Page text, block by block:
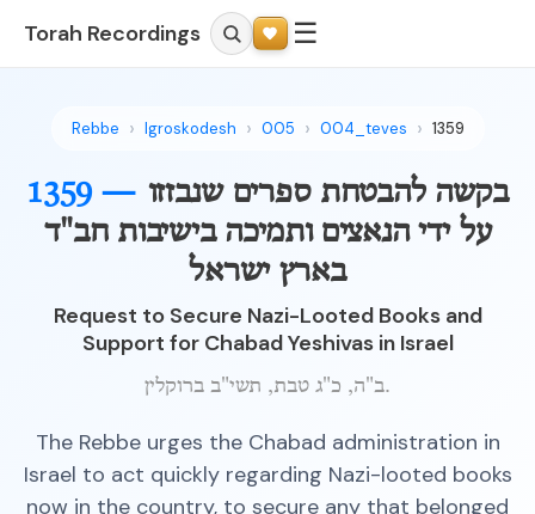
Torah Recordings ☰
Rebbe Igroskodesh 005 004_teves 1359
1359 — בקשה להבטחת ספרים שנבזזו
על ידי הנאצים ותמיכה בישיבות חב"ד
בארץ ישראל
Request to Secure Nazi-Looted Books and
Support for Chabad Yeshivas in Israel
ב"ה, כ"ג טבת, תשי"ב ברוקלין.
The Rebbe urges the Chabad administration in
Israel to act quickly regarding Nazi-looted books
now in the country, to secure any that belonged